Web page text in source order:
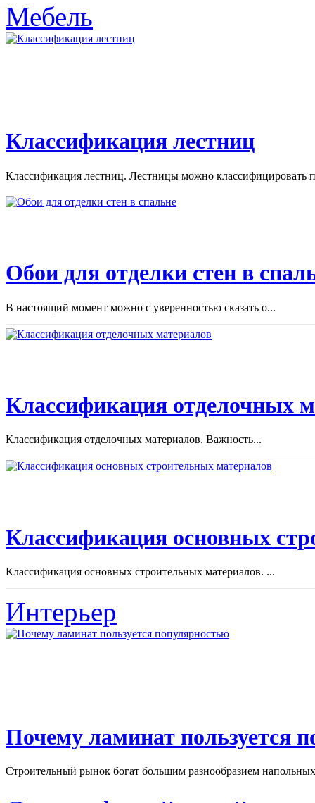
Мебель
Классификация лестниц
Классификация лестниц. Лестницы можно классифицировать
Обои для отделки стен в
В настоящий момент можно с уверенностью сказать о...
Классификация отделочных
Классификация отделочных материалов. Важность...
Классификация основных
Классификация основных строительных материалов. ...
Интерьер
Почему ламинат пользуется
Строительный рынок богат большим разнообразием